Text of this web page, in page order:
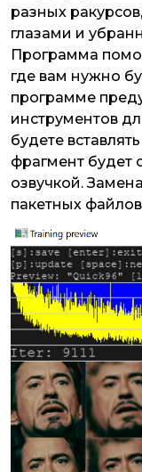
разных
глазами и
Программа
где вам нужно
программе
инструментов
будете
фрагмент будет
озвучкой.
пакетных